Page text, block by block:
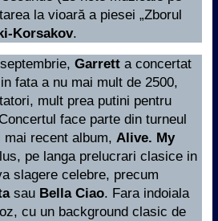
la vioară a piesei „Zborul
Korsakov.
Garretta concertat
fata a nu mai mult de 2500,
mult prea putini pentru
face parte din turneul
recent album, Alive. My
pe langa prelucrari clasice in
slagere celebre, precum
sau Bella Ciao. Fara indoiala
cu un background clasic de